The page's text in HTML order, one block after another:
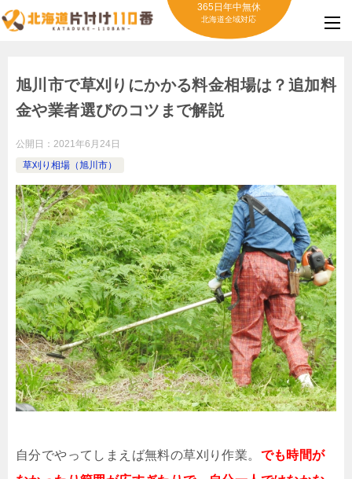
365日年中無休
北海道全域対応
旭川市で草刈りにかかる料金相場は？追加料
金や業者選びのコツまで解説
公開日： 2021年6月24日
草刈り相場（旭川市）
自分でやってしまえば無料の草刈り作業。 でも時間が